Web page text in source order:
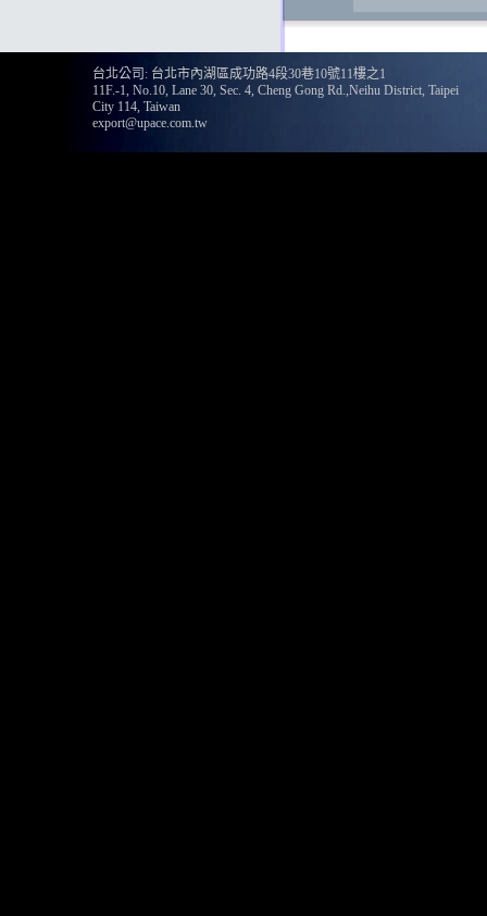
台北公司: 台北市內湖區成功路4段30巷10號11樓之1
11F.-1, No.10, Lane 30, Sec. 4, Cheng Gong Rd.,Neihu District, Taipei
City 114, Taiwan
export@upace.com.tw